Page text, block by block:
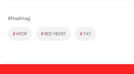
#Hashtag
# KPOP # RED VELVET #TXT